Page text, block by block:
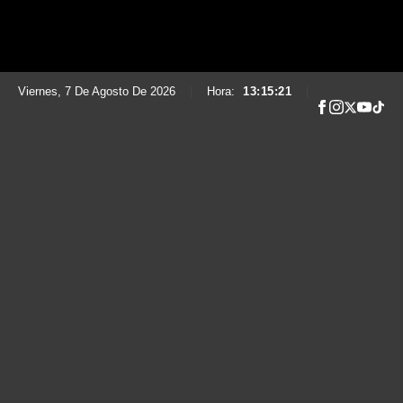
Viernes, 7 De Agosto De 2026 Hora: 13:15:22